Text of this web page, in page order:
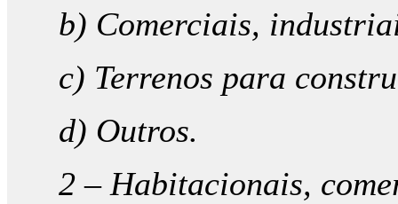
b) Comerciais,
c) Terrenos para
d) Outros.
2 – Habitacionais,